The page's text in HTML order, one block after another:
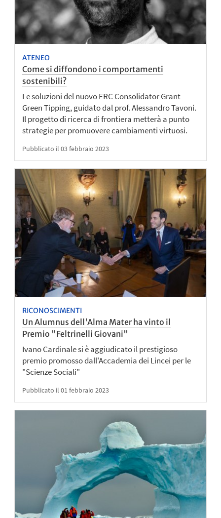
ATENEO
Come si diffondono i comportamenti
sostenibili?
Le soluzioni del nuovo ERC Consolidator Grant
Green Tipping, guidato dal prof. Alessandro Tavoni.
Il progetto di ricerca di frontiera metterà a punto
strategie per promuovere cambiamenti virtuosi.
Pubblicato il 03 febbraio 2023
RICONOSCIMENTI
Un Alumnus dell'Alma Mater ha vinto il
Premio "Feltrinelli Giovani"
Ivano Cardinale si è aggiudicato il prestigioso
premio promosso dall'Accademia dei Lincei per le
"Scienze Sociali"
Pubblicato il 01 febbraio 2023